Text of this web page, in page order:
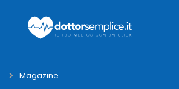
Magazine